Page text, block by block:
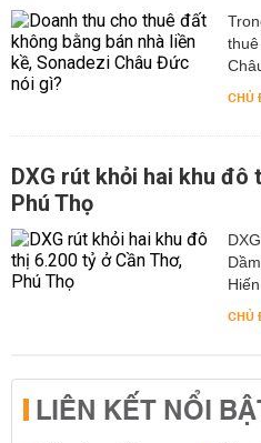
CHỦ
DXG rút khỏi hai khu đô
Phú Thọ
CHỦ
LIÊN KẾT NỔI